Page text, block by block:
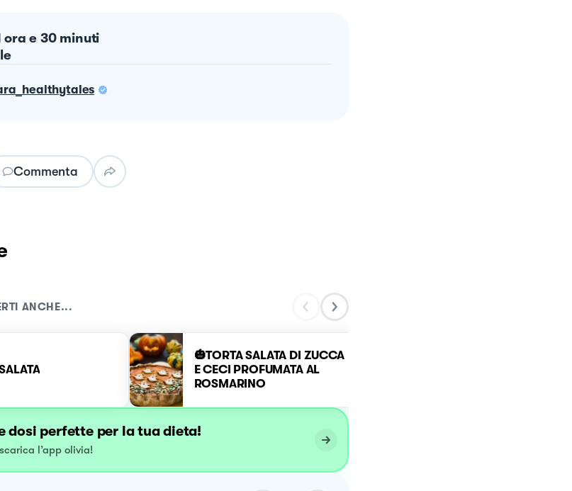
ora e 30 minuti
Commenta
ANCHE...
🎃TORTA SALATA DI ZUCCA
E CECI PROFUMATA AL
ROSMARINO
dosi perfette per la tua dieta!
l’app olivia!